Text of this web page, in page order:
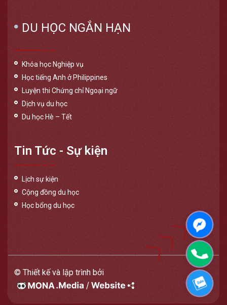
DU HỌC NGẮN HẠN
Khóa học Nghiệp vụ
Học tiếng Anh ở Philippines
Luyện thi Chứng chỉ Ngoại ngữ
Dịch vụ du học
Du học Hè – Tết
Tin Tức - Sự kiện
Lịch sự kiện
Cộng đồng du học
Học bổng du học
© Thiết kế và lập trình bởi
Phone
Zalo